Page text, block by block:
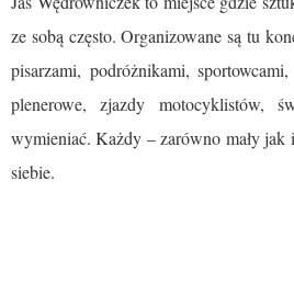
ze sobą często. Organizowane są tu
pisarzami, podróżnikami,
plenerowe, zjazdy motocyklistów,
wymieniać. Każdy – zarówno mały jak
siebie.